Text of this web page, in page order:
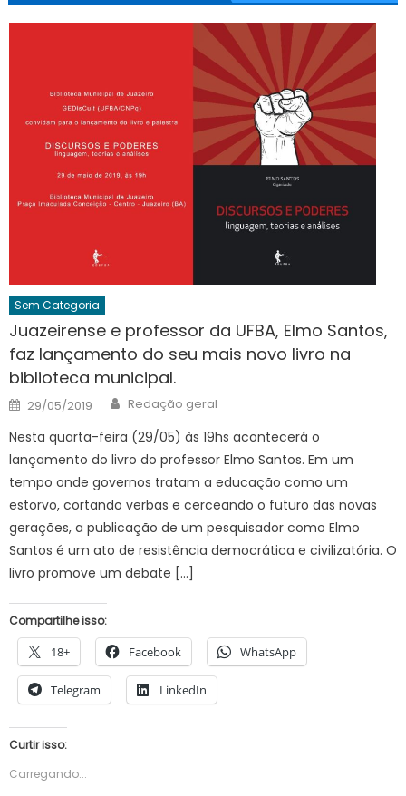
Sem Categoria
Juazeirense e professor da UFBA, Elmo Santos,
faz lançamento do seu mais novo livro na
biblioteca municipal.
Posted
on
29/05/2019 Author
Redação geral
Nesta quarta-feira (29/05) às 19hs acontecerá o
lançamento do livro do professor Elmo Santos. Em um
tempo onde governos tratam a educação como um
estorvo, cortando verbas e cerceando o futuro das novas
gerações, a publicação de um pesquisador como Elmo
Santos é um ato de resistência democrática e civilizatória. O
livro promove um debate […]
Compartilhe isso:
18+ Facebook WhatsApp
Telegram LinkedIn
Curtir isso:
Carregando...